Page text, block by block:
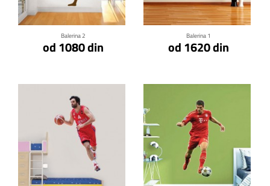
Balerina 2
od 1080 din
Balerina 1
od 1620 din
Klikni za detalje Klikni za detalje